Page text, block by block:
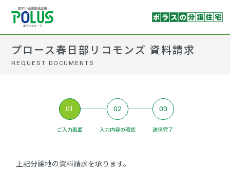
プロース春日部リコモンズ 資料請求
REQUEST DOCUMENTS
01
ご入力画面
02
入力内容の確認
03
送信完了
上記分譲地の資料請求を承ります。